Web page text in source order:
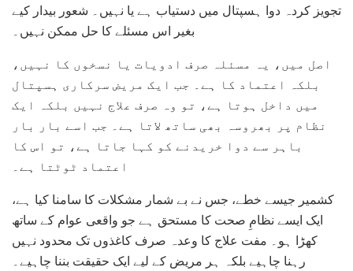
تجویز کردہ دوا ہسپتال میں دستیاب ہے یا نہیں۔ شعور بیدار کیے
بغیر اس مسئلے کا حل ممکن نہیں۔
اصل میں، یہ مسئلہ صرف ادویات یا نسخوں کا نہیں،
بلکہ اعتماد کا ہے۔ جب ایک مریض سرکاری ہسپتال
میں داخل ہوتا ہے، تو وہ صرف علاج نہیں بلکہ ایک
نظام پر بھروسہ بھی ساتھ لاتا ہے۔ جب اسے بار بار
باہر سے دوا خریدنے کو کہا جاتا ہے، تو اس کا
اعتماد ٹوٹتا ہے۔
کشمیر جیسے خطے، جس نے بے شمار مشکلات کا سامنا کیا ہے،
ایک ایسے نظامِ صحت کا مستحق ہے جو واقعی عوام کے ساتھ
کھڑا ہو۔ مفت علاج کا وعدہ صرف کاغذوں تک محدود نہیں
رہنا چاہیے بلکہ ہر مریض کے لیے ایک حقیقت بننا چاہیے۔